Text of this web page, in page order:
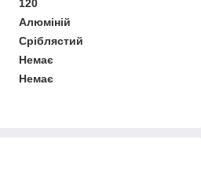
120
Алюміній
Сріблястий
Немає
Немає